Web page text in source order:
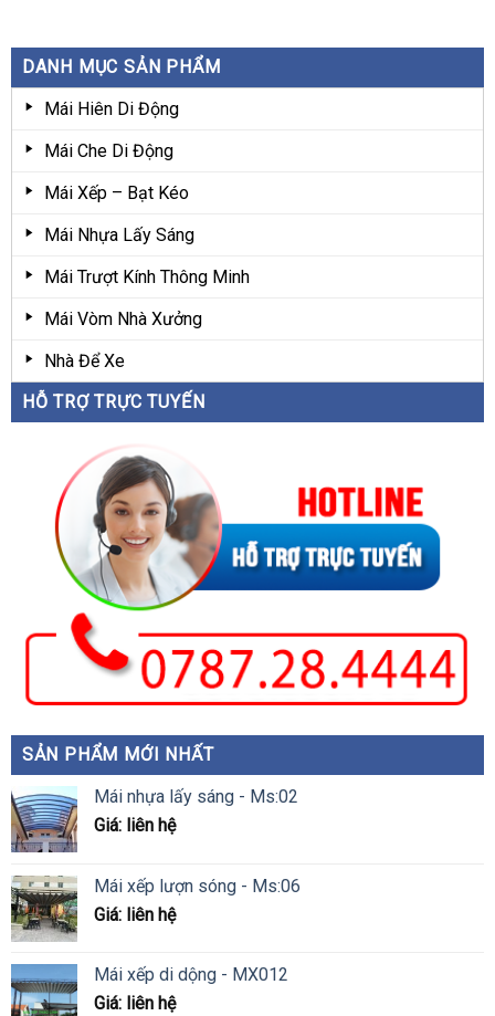
DANH MỤC SẢN PHẨM
Mái Hiên Di Động
Mái Che Di Động
Mái Xếp – Bạt Kéo
Mái Nhựa Lấy Sáng
Mái Trượt Kính Thông Minh
Mái Vòm Nhà Xưởng
Nhà Để Xe
HỖ TRỢ TRỰC TUYẾN
SẢN PHẨM MỚI NHẤT
Mái nhựa lấy sáng - Ms:02
Giá: liên hệ
Mái xếp lượn sóng - Ms:06
Giá: liên hệ
Mái xếp di dộng - MX012
Giá: liên hệ